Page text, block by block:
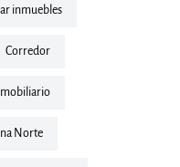
inmuebles
corredor
Norte